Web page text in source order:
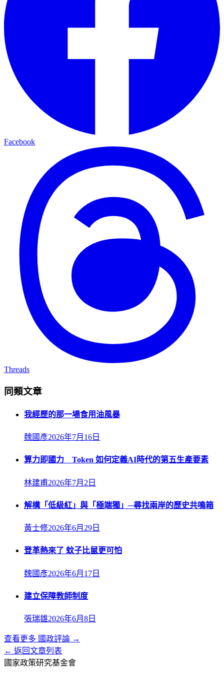
Facebook
Threads
同類文章
我經歷的那一場食用油風暴
魏國彥2026年7月16日
算力即國力 Token 如何定義AI時代的第五生產要素
林建甫2026年7月2日
解構「低級紅」與「極端獨」─尋找兩岸的歷史共鳴箱
黃士修2026年6月29日
登革熱來了 蚊子比鼠更可怕
魏國彥2026年6月17日
建立保障教師制度
張瑞雄2026年6月8日
查看更多 國政評論 →
← 返回文章列表
國家政策研究基金會